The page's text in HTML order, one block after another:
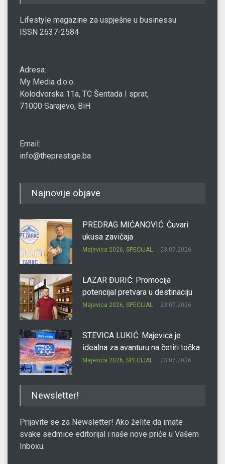
Lifestyle magazine za uspješne u businessu
ISSN 2637-2584
Adresa:
My Media d.o.o.
Kolodvorska 11a, TC Šentada I sprat,
71000 Sarajevo, BiH
Email:
info@theprestige.ba
Najnovije objave
PREDRAG MIĆANOVIĆ: Čuvari
ukusa zavičaja
Majevica 2026, SPECIJAL 23.07.2026.
LAZAR ĐURIĆ: Promocija
potencijal pretvara u destinaciju
Majevica 2026, SPECIJAL 23.07.2026.
STEVICA LUKIĆ: Majevica je
idealna za avanturu na četiri točka
Majevica 2026, SPECIJAL 23.07.2026.
Newsletter!
Prijavite se za Newsletter! Ako želite da imate
svake sedmice editorijal i naše nove priče u Vašem
Inboxu.